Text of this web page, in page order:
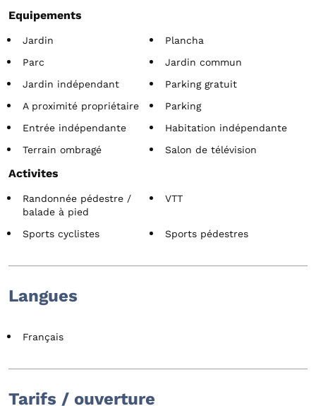
Equipements
Jardin
Plancha
Parc
Jardin commun
Jardin indépendant
Parking gratuit
A proximité propriétaire
Parking
Entrée indépendante
Habitation indépendante
Terrain ombragé
Salon de télévision
Activites
Randonnée pédestre /
balade à pied
VTT
Sports cyclistes Sports pédestres
Langues
Français
Tarifs / ouverture